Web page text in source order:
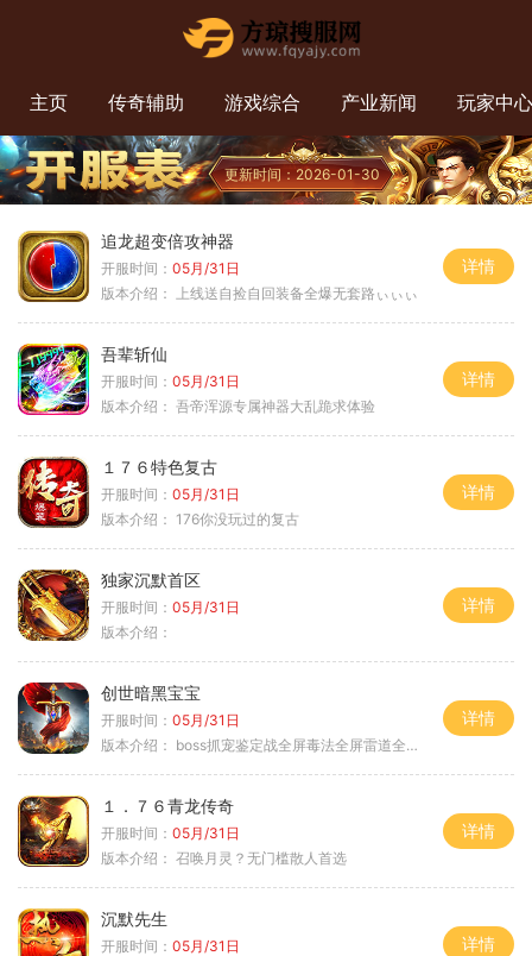
主页 传奇辅助 游戏综合 产业新闻 玩家中心
更新时间：2026-01-30
追龙超变倍攻神器
开服时间： 05月/31日
版本介绍：
上线送自捡自回装备全爆无套路ぃぃぃ
详情
吾辈斩仙
开服时间： 05月/31日
版本介绍： 吾帝浑源专属神器大乱跪求体验
详情
１７６特色复古
开服时间： 05月/31日
版本介绍： 176你没玩过的复古
详情
独家沉默首区
开服时间： 05月/31日
版本介绍：
详情
创世暗黑宝宝
开服时间： 05月/31日
版本介绍： boss抓宠鉴定战全屏毒法全屏雷道全屏狗
详情
１．７６青龙传奇
开服时间： 05月/31日
版本介绍： 召唤月灵？无门槛散人首选
详情
沉默先生
开服时间： 05月/31日
详情